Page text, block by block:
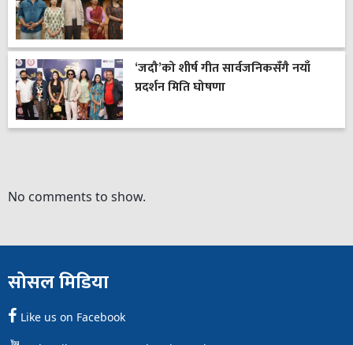
‘जदौ’को शीर्ष गीत सार्वजनिकसँगै नयाँ
प्रदर्शन मिति घोषणा
No comments to show.
सोसल मिडिया
Like us on Facebook